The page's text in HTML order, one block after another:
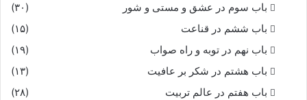
باب سوم در عشق و مستی و شور
(۳۰)
باب ششم در قناعت
(۱۵)
باب نهم در توبه و راه صواب
(۱۹)
باب هشتم در شکر بر عافیت
(۱۳)
باب هفتم در عالم تربیت
(۲۸)